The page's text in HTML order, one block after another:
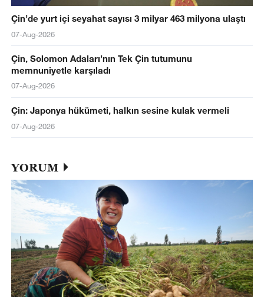
Çin’de yurt içi seyahat sayısı 3 milyar 463 milyona ulaştı
07-Aug-2026
Çin, Solomon Adaları’nın Tek Çin tutumunu
memnuniyetle karşıladı
07-Aug-2026
Çin: Japonya hükümeti, halkın sesine kulak vermeli
07-Aug-2026
YORUM